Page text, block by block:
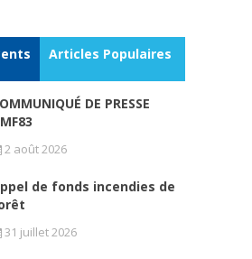
Articles Populaires
DE PRESSE
2 août 2026
de fonds incendies de
31 juillet 2026